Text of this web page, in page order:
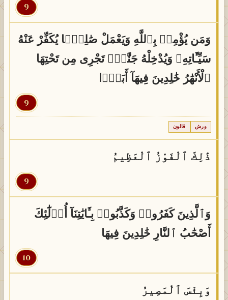
القرآن
9
وَمَن يُؤْمِنۢ بِٱللَّهِ وَيَعْمَلْ صَٰلِحًۭا يُكَفِّرْ عَنْهُ
سَيِّـَٔاتِهِۦ وَيُدْخِلْهُ جَنَّٰتٍۢ تَجْرِى مِن تَحْتِهَا
ٱلْأَنْهَٰرُ خَٰلِدِينَ فِيهَآ أَبَدًۭا
9
ورش قالون
ذَٰلِكَ ٱلْفَوْزُ ٱلْعَظِيمُ
9
وَٱلَّذِينَ كَفَرُوا۟ وَكَذَّبُوا۟ بِـَٔايَٰتِنَآ أُو۟لَٰٓئِكَ
أَصْحَٰبُ ٱلنَّارِ خَٰلِدِينَ فِيهَا
10
وَبِئْسَ ٱلْمَصِيرُ